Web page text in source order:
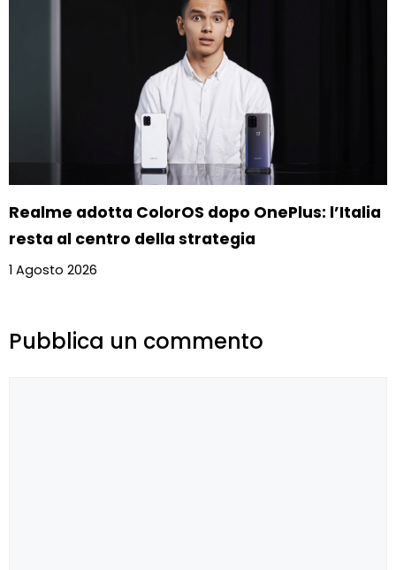
Realme adotta ColorOS dopo OnePlus: l’Italia
resta al centro della strategia
1 Agosto 2026
Pubblica un commento